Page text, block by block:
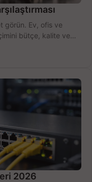
görün. Ev, ofis ve
bütçe, kalite ve
2026